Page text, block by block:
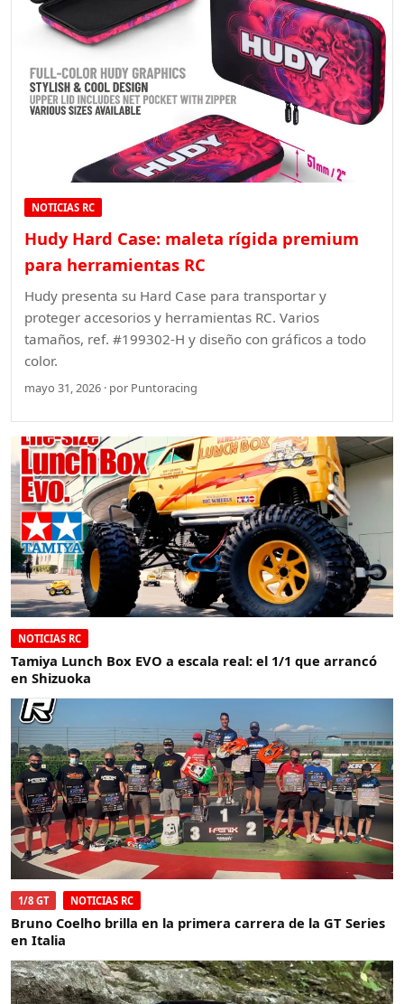
NOTICIAS RC
Hudy Hard Case: maleta rígida premium
para herramientas RC
Hudy presenta su Hard Case para transportar y
proteger accesorios y herramientas RC. Varios
tamaños, ref. #199302-H y diseño con gráficos a todo
color.
mayo 31, 2026 · por Puntoracing
NOTICIAS RC
Tamiya Lunch Box EVO a escala real: el 1/1 que arrancó
en Shizuoka
1/8 GT NOTICIAS RC
Bruno Coelho brilla en la primera carrera de la GT Series
en Italia